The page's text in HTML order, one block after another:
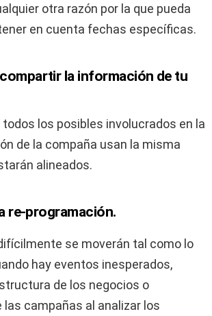
otra razón por la que pueda
en cuenta fechas específicas.
la información de tu
los posibles involucrados en la
de la compaña usan la misma
alineados.
re-programación.
se moverán tal como lo
hay eventos inesperados,
de los negocios o
las campañas al analizar los